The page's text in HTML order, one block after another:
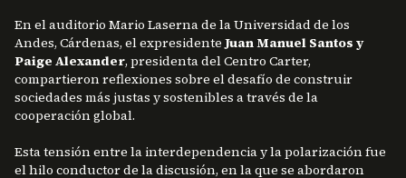
En el auditorio Mario Laserna de la Universidad de los
Andes, Cárdenas, el expresidenteJuan Manuel Santos y
Paige Alexander, presidenta del Centro Carter,
compartieron reflexiones sobre el desafío de construir
sociedades más justas y sostenibles a través de la
cooperación global.
Esta tensión entre la interdependencia y la polarización fue
el hilo conductor de la discusión, en la que se abordaron